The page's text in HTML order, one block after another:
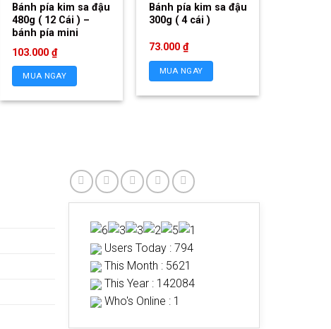
Bánh pía kim sa đậu
480g ( 12 Cái ) –
bánh pía mini
103.000₫
MUA NGAY
Bánh pía kim sa đậu
300g ( 4 cái )
73.000 ₫
MUA NGAY
Users Today : 794
This Month : 5621
This Year : 142084
Who's Online : 1